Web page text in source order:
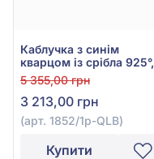
Каблучка з синім
кварцом із срібла 925°,
арт. 1852/1р-QLB
5 355,00 грн
3 213,00 грн
(арт. 1852/1р-QLB)
Купити